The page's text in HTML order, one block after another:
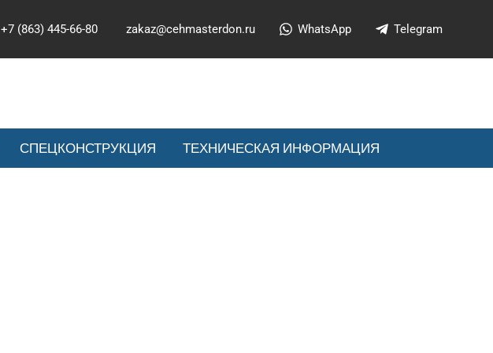
+7 (863) 445-66-80 zakaz@cehmasterdon.ru WhatsApp Telegram
СПЕЦКОНСТРУКЦИЯ ТЕХНИЧЕСКАЯ ИНФОРМАЦИЯ